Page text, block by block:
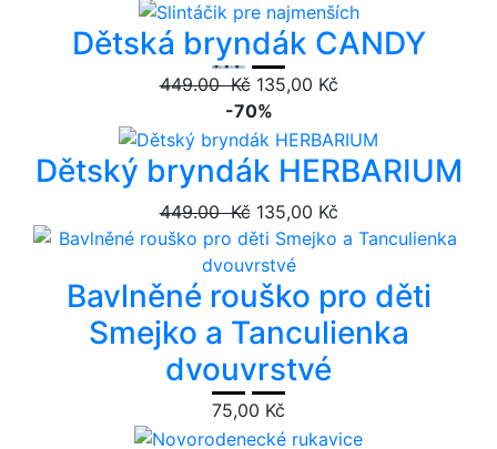
Dětská bryndák CANDY
449.00 Kč 135,00 Kč
-70%
Dětský bryndák HERBARIUM
449.00 Kč 135,00 Kč
Bavlněné rouško pro děti
Smejko a Tanculienka
dvouvrstvé
75,00 Kč